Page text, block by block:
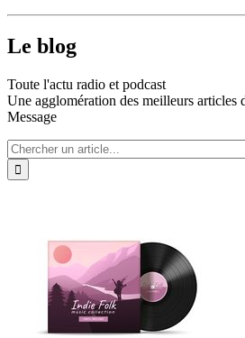
Le blog
Toute l'actu radio et podcast
Une agglomération des meilleurs articles
Message